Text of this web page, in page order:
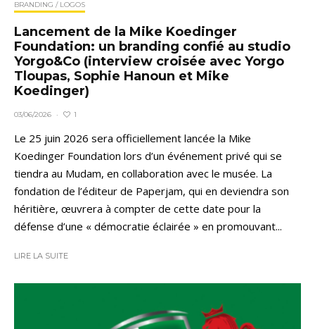
BRANDING / LOGOS
Lancement de la Mike Koedinger
Foundation: un branding confié au studio
Yorgo&Co (interview croisée avec Yorgo
Tloupas, Sophie Hanoun et Mike
Koedinger)
03/06/2026 · 1
Le 25 juin 2026 sera officiellement lancée la Mike
Koedinger Foundation lors d’un événement privé qui se
tiendra au Mudam, en collaboration avec le musée. La
fondation de l’éditeur de Paperjam, qui en deviendra son
héritière, œuvrera à compter de cette date pour la
défense d’une « démocratie éclairée » en promouvant...
LIRE LA SUITE